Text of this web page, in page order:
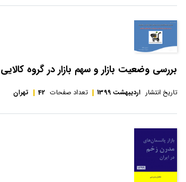
بررسی وضعیت بازار و سهم بازار در گروه کالایی
تاریخ انتشار اردیبهشت 1399 تعداد صفحات 42 تهران